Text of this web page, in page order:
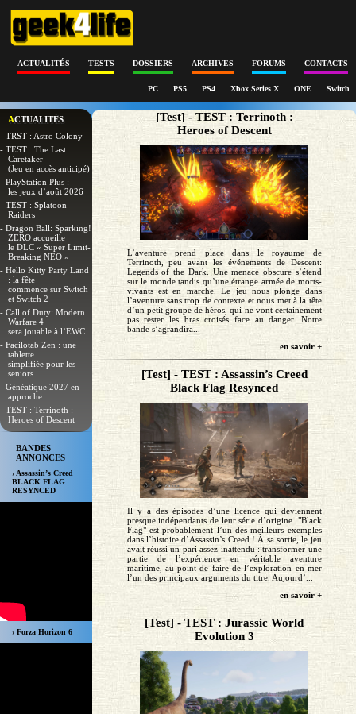
ACTUALITÉS TESTS DOSSIERS ARCHIVES FORUMS CONTACTS
PC PS5 PS4 Xbox Series X ONE Switch
ACTUALITÉS
- TRST : Astro Colony
- TEST : The Last
Caretaker
(Jeu en accès anticipé)
- PlayStation Plus :
les jeux d’août 2026
- TEST : Splatoon
Raiders
- Dragon Ball: Sparking!
ZERO accueille
le DLC « Super Limit-
Breaking NEO »
- Hello Kitty Party Land
: la fête
commence sur Switch
et Switch 2
- Call of Duty: Modern
Warfare 4
sera jouable à l’EWC
- Facilotab Zen : une
tablette
simplifiée pour les
seniors
- Généatique 2027 en
approche
- TEST : Terrinoth :
Heroes of Descent
BANDES
ANNONCES
› Assassin’s Creed
BLACK FLAG
RESYNCED
› Forza Horizon 6
[Test] - TEST : Terrinoth :
Heroes of Descent
L’aventure prend place dans le royaume de
Terrinoth, peu avant les événements de Descent:
Legends of the Dark. Une menace obscure s’étend
sur le monde tandis qu’une étrange armée de morts-
vivants est en marche. Le jeu nous plonge dans
l’aventure sans trop de contexte et nous met à la tête
d’un petit groupe de héros, qui ne vont certainement
pas rester les bras croisés face au danger. Notre
bande s’agrandira...
en savoir +
[Test] - TEST : Assassin’s Creed
Black Flag Resynced
Il y a des épisodes d’une licence qui deviennent
presque indépendants de leur série d’origine. "Black
Flag" est probablement l’un des meilleurs exemples
dans l’histoire d’Assassin’s Creed ! À sa sortie, le jeu
avait réussi un pari assez inattendu : transformer une
partie de l’expérience en véritable aventure
maritime, au point de faire de l’exploration en mer
l’un des principaux arguments du titre. Aujourd’...
en savoir +
[Test] - TEST : Jurassic World
Evolution 3